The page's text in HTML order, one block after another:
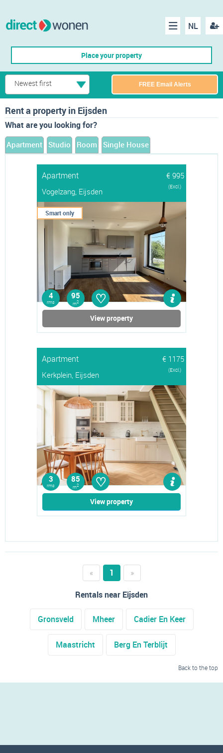
NL
Menu
Place your property
Newest first FREE Email Alerts
Rent a property in Eijsden
What are you looking for?
Apartment Studio Room Single House
Apartment
€ 995
Vogelzang, Eijsden
(Excl.)
Smart only
4
rms
95
m2 ♡
View property
Apartment
€ 1175
Kerkplein, Eijsden
(Excl.)
3
rms
85
m2 ♡
View property
« 1
»
Rentals near Eijsden
Gronsveld Mheer Cadier En Keer
Maastricht Berg En Terblijt
Back to the top